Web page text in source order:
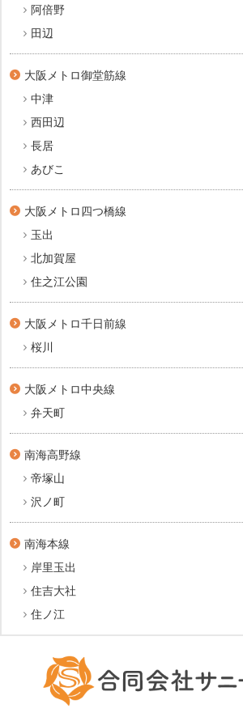
阿倍野
田辺
大阪メトロ御堂筋線
中津
西田辺
長居
あびこ
大阪メトロ四つ橋線
玉出
北加賀屋
住之江公園
大阪メトロ千日前線
桜川
大阪メトロ中央線
弁天町
南海高野線
帝塚山
沢ノ町
南海本線
岸里玉出
住吉大社
住ノ江